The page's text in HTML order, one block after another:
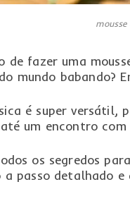
mousse
de fazer uma
mundo babando?
é super versátil,
um encontro com
os segredos
a passo detalhado